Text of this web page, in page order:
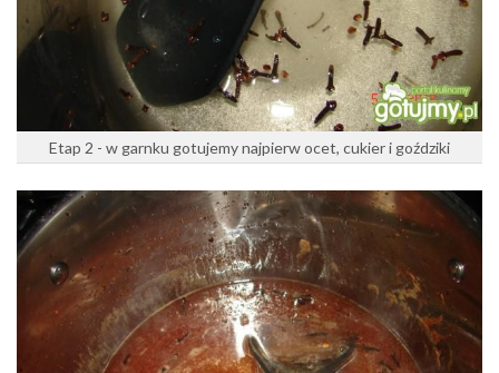
Etap 2 - w garnku gotujemy najpierw ocet, cukier i goździki